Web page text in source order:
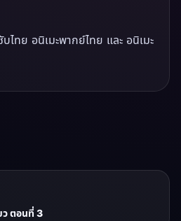
ทย อนิเมะพากย์ไทย และ อนิเมะ
ตอนที่ 3